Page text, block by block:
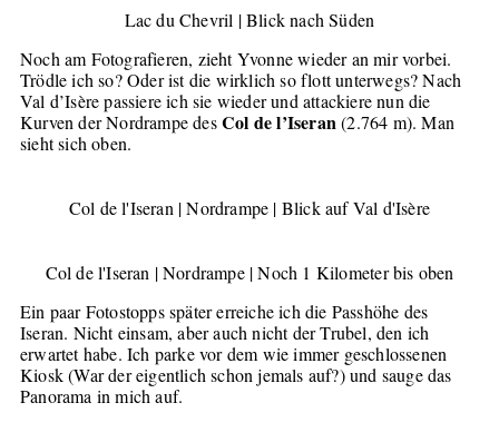
Lac du Chevril | Blick nach Süden
Noch am Fotografieren, zieht Yvonne wieder an mir vorbei.
Trödle ich so? Oder ist die wirklich so flott unterwegs? Nach
Val d’Isère passiere ich sie wieder und attackiere nun die
Kurven der Nordrampe desCol de l’Iseran(2.764 m). Man
sieht sich oben.
Col de l'Iseran | Nordrampe | Blick auf Val d'Isère
Col de l'Iseran | Nordrampe | Noch 1 Kilometer bis oben
Ein paar Fotostopps später erreiche ich die Passhöhe des
Iseran. Nicht einsam, aber auch nicht der Trubel, den ich
erwartet habe. Ich parke vor dem wie immer geschlossenen
Kiosk (War der eigentlich schon jemals auf?) und sauge das
Panorama in mich auf.